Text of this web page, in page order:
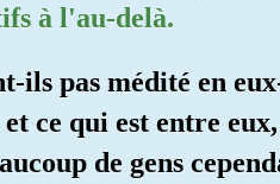
à l'au-delà.
ils pas médité en
ce qui est entre
de gens